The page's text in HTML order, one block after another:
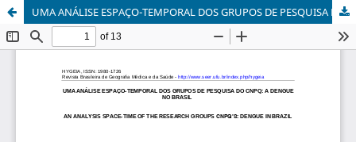
UMA ANÁLISE ESPAÇO-TEMPORAL DOS GRUPOS DE PESQUISA DO CNPQ: A DENGUE NO BRASIL